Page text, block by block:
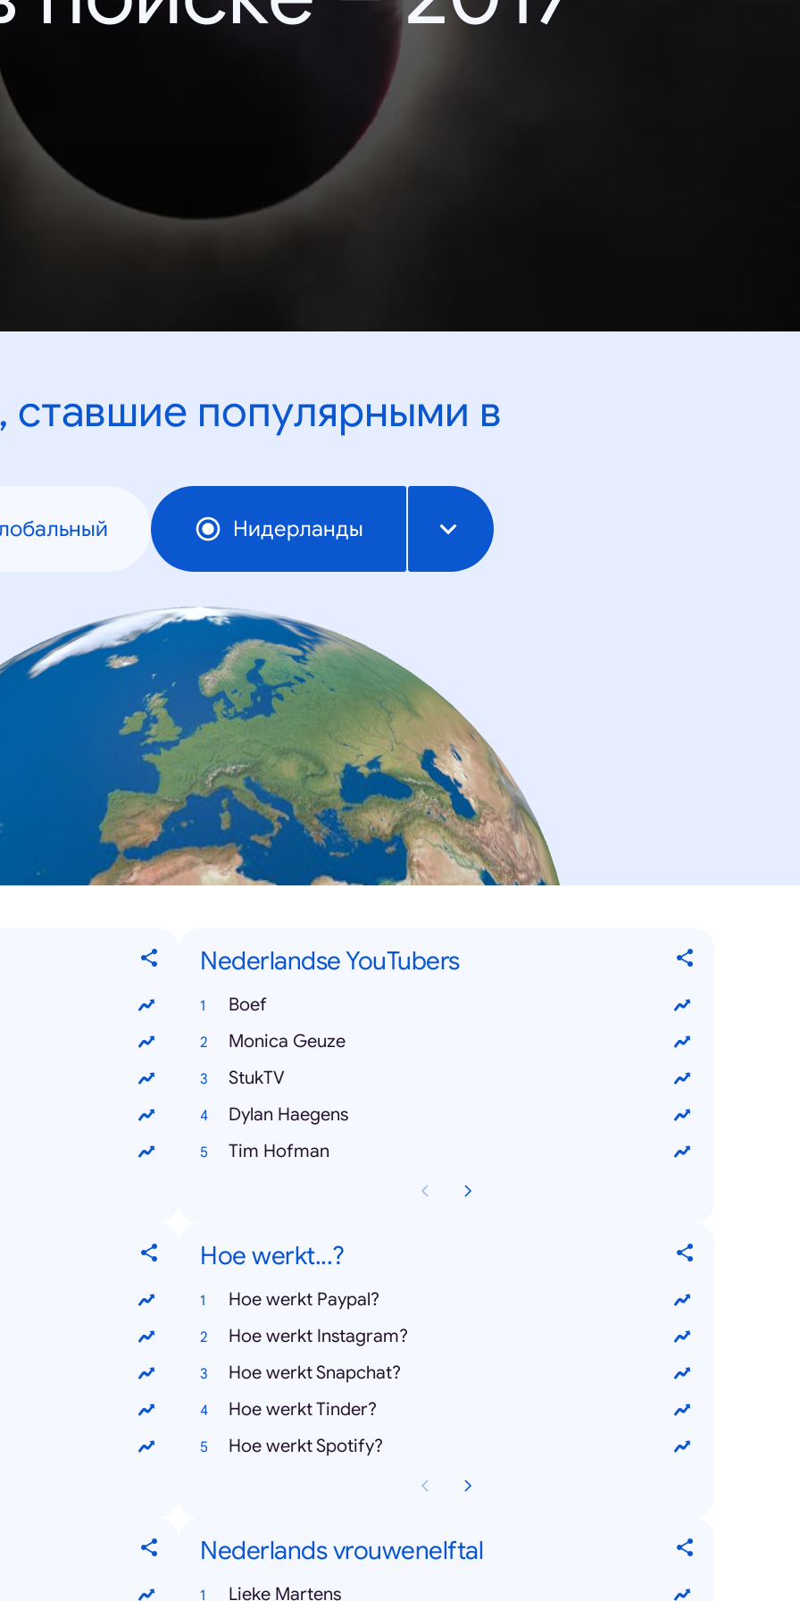
ставшие популярными в
Нидерланды
Nederlandse YouTubers
Boef
Monica Geuze
StukTV
Dylan Haegens
Tim Hofman
Hoe werkt...?
Hoe werkt Paypal?
Hoe werkt Instagram?
Hoe werkt Snapchat?
Hoe werkt Tinder?
Hoe werkt Spotify?
Nederlands vrouwenelftal
Lieke Martens